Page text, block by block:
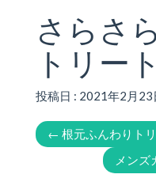
さらさ
トリー
投稿日 : 2021年2月23
← 根元ふんわりト
メン